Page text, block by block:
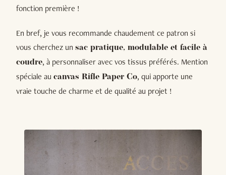
fonction première !
En bref, je vous recommande chaudement ce patron si
vous cherchez un sac pratique, modulable et facile à
coudre, à personnaliser avec vos tissus préférés. Mention
spéciale au canvas Rifle Paper Co, qui apporte une
vraie touche de charme et de qualité au projet !